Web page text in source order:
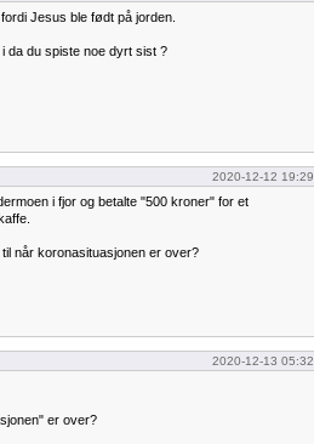
Jesus ble født på jorden.
da du spiste noe dyrt sist ?
2020-12-12 19:29
i fjor og betalte "500 kroner" for et
når koronasituasjonen er over?
2020-12-13 05:32
er over?